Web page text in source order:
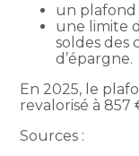
un plafond
une limite
soldes des
d’épargne.
En 2025, le
revalorisé à 857
Sources :